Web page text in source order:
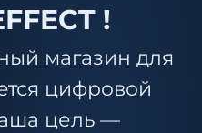
!
магазин для
цифровой
цель —